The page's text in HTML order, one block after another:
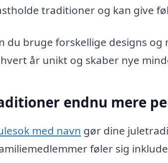
traditioner og kan give
du bruge forskellige designs
år unikt og skaber nye
endnu mere
med navn gør dine
føler sig